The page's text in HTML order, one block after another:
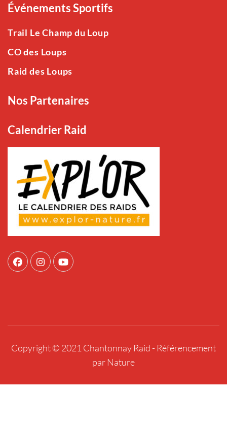
Événements Sportifs
Trail Le Champ du Loup
CO des Loups
Raid des Loups
Nos Partenaires
Calendrier Raid
Copyright © 2021 Chantonnay Raid - Référencement
par Nature